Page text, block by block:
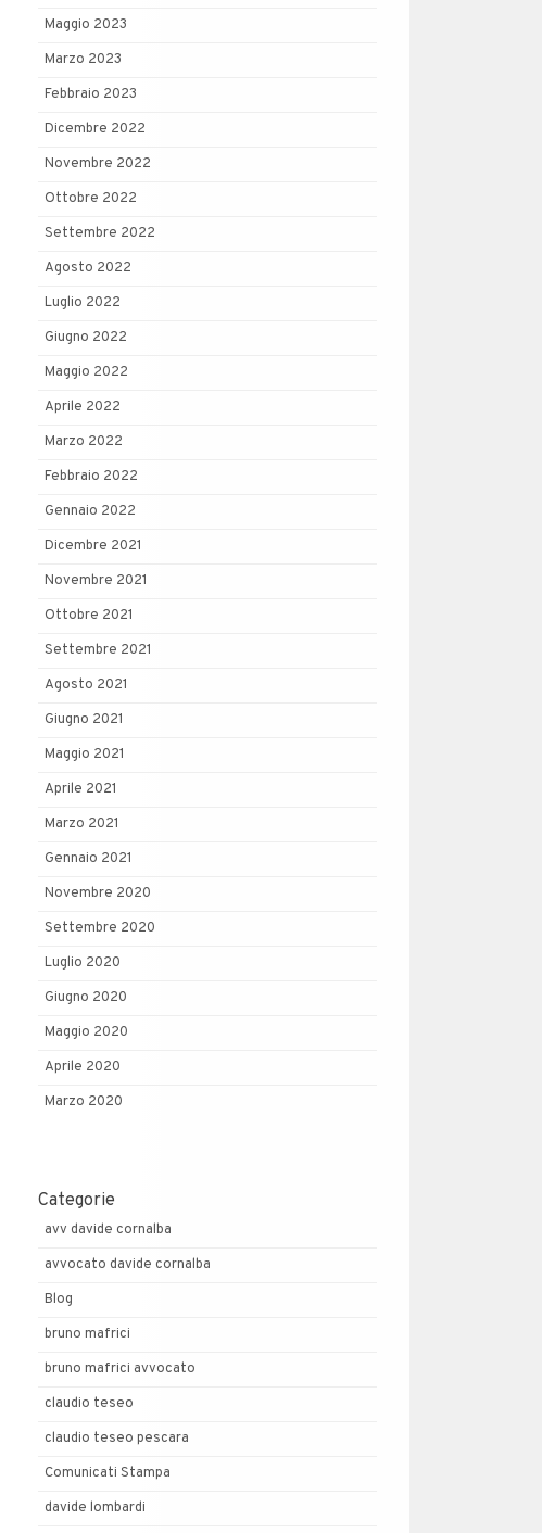
Maggio 2023
Marzo 2023
Febbraio 2023
Dicembre 2022
Novembre 2022
Ottobre 2022
Settembre 2022
Agosto 2022
Luglio 2022
Giugno 2022
Maggio 2022
Aprile 2022
Marzo 2022
Febbraio 2022
Gennaio 2022
Dicembre 2021
Novembre 2021
Ottobre 2021
Settembre 2021
Agosto 2021
Giugno 2021
Maggio 2021
Aprile 2021
Marzo 2021
Gennaio 2021
Novembre 2020
Settembre 2020
Luglio 2020
Giugno 2020
Maggio 2020
Aprile 2020
Marzo 2020
Categorie
avv davide cornalba
avvocato davide cornalba
Blog
bruno mafrici
bruno mafrici avvocato
claudio teseo
claudio teseo pescara
Comunicati Stampa
davide lombardi